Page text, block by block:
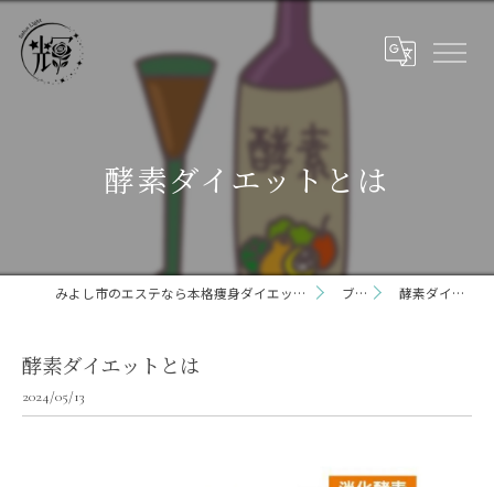
酵素ダイエットとは
みよし市のエステなら本格痩身ダイエット専門サロン輝 らいと 三好店 ブログ 酵素ダイエットとは
酵素ダイエットとは
2024/05/13